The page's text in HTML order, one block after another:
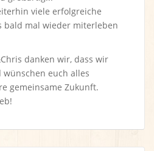
viele erfolgreiche
bald mal wieder miterleben
danken wir, dass wir
euch alles
gemeinsame Zukunft.